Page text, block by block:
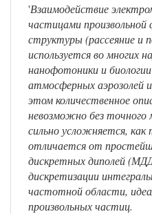
'Взаимодействие
частицами
структуры (рассеяние и
используется во многих
нанофотоники и
атмосферных аэрозолей
этом количественное
невозможно без точного
сильно усложняется,
отличается от
дискретных диполей
дискретизации
частотной области,
произвольных частиц.